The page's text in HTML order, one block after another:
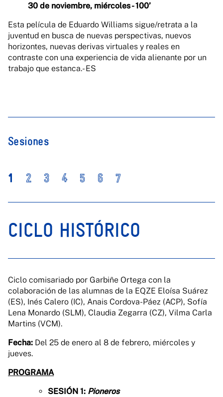
30 de noviembre, miércoles - 100’
Esta película de Eduardo Williams sigue/retrata a la
juventud en busca de nuevas perspectivas, nuevos
horizontes, nuevas derivas virtuales y reales en
contraste con una experiencia de vida alienante por un
trabajo que estanca.- ES
Sesiones
1 2 3 4 5 6 7
CICLO HISTÓRICO
Ciclo comisariado por Garbiñe Ortega con la
colaboración de las alumnas de la EQZE Eloísa Suárez
(ES), Inés Calero (IC), Anais Cordova-Páez (ACP), Sofía
Lena Monardo (SLM), Claudia Zegarra (CZ), Vilma Carla
Martins (VCM).
Fecha: Del 25 de enero al 8 de febrero, miércoles y
jueves.
PROGRAMA
SESIÓN 1: Pioneros